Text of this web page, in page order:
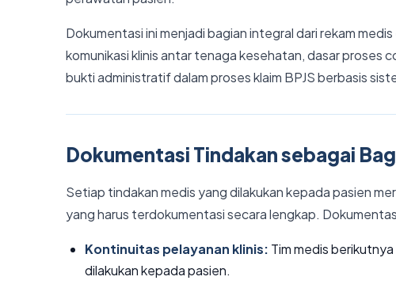
Dokumentasi ini menjadi bagian integral dari rekam
komunikasi klinis antar tenaga kesehatan, dasar proses
bukti administratif dalam proses klaim BPJS berbasis
Dokumentasi Tindakan sebagai
Setiap tindakan medis yang dilakukan kepada pasien
yang harus terdokumentasi secara lengkap.
Kontinuitas pelayanan klinis: Tim medis
dilakukan kepada pasien.